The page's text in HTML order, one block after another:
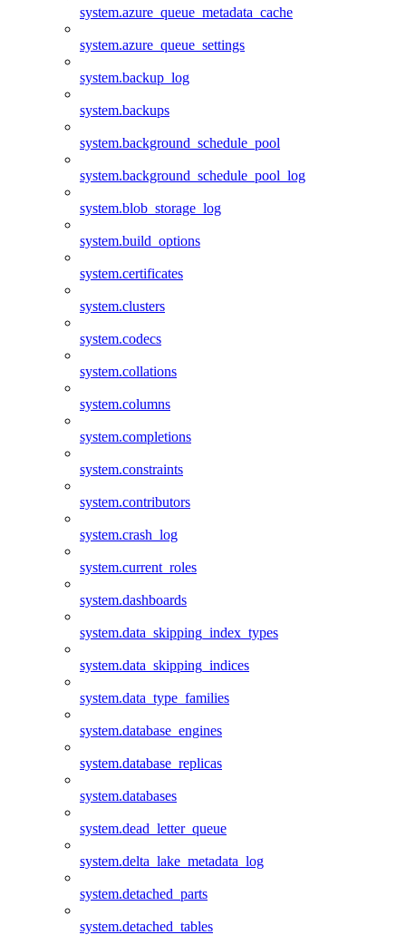
system.azure_queue_metadata_cache
system.azure_queue_settings
system.backup_log
system.backups
system.background_schedule_pool
system.background_schedule_pool_log
system.blob_storage_log
system.build_options
system.certificates
system.clusters
system.codecs
system.collations
system.columns
system.completions
system.constraints
system.contributors
system.crash_log
system.current_roles
system.dashboards
system.data_skipping_index_types
system.data_skipping_indices
system.data_type_families
system.database_engines
system.database_replicas
system.databases
system.dead_letter_queue
system.delta_lake_metadata_log
system.detached_parts
system.detached_tables